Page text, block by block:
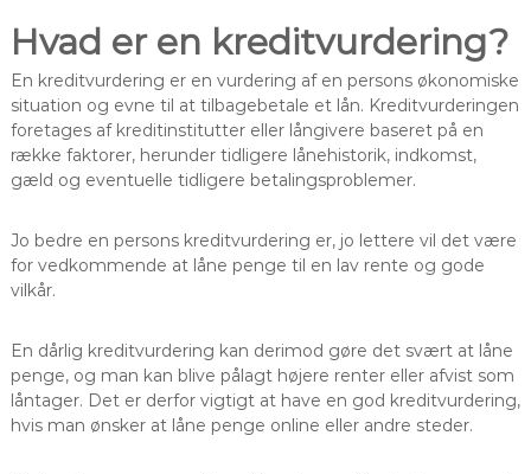
Hvad er en kreditvurdering?
En kreditvurdering er en vurdering af en persons økonomiske
situation og evne til at tilbagebetale et lån. Kreditvurderingen
foretages af kreditinstitutter eller långivere baseret på en
række faktorer, herunder tidligere lånehistorik, indkomst,
gæld og eventuelle tidligere betalingsproblemer.
Jo bedre en persons kreditvurdering er, jo lettere vil det være
for vedkommende at låne penge til en lav rente og gode
vilkår.
En dårlig kreditvurdering kan derimod gøre det svært at låne
penge, og man kan blive pålagt højere renter eller afvist som
låntager. Det er derfor vigtigt at have en god kreditvurdering,
hvis man ønsker at låne penge online eller andre steder.